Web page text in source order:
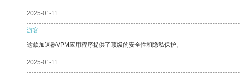
2025-01-11
游客
这款加速器VPM应用程序提供了顶级的安全性和隐私保护。
2025-01-11